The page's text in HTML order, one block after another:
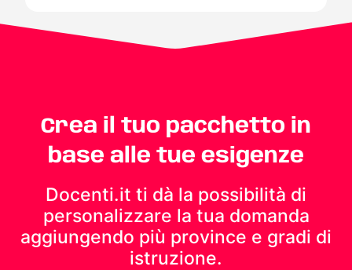
Crea il tuo pacchetto in
base alle tue esigenze
Docenti.it ti dà la possibilità di
personalizzare la tua domanda
aggiungendo più province e gradi di
istruzione.